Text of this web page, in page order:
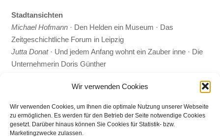
Wir verwenden Cookies
Wir verwenden Cookies, um Ihnen die optimale Nutzung unserer Webseite
zu ermöglichen. Es werden für den Betrieb der Seite notwendige Cookies
gesetzt. Darüber hinaus können Sie Cookies für Statistik- bzw.
Marketingzwecke zulassen.
Stadtansichten
Michael Hofmann· Den Helden ein Museum · Das
Zeitgeschichtliche Forum in Leipzig
Jutta Donat· Und jedem Anfang wohnt ein Zauber inne · Die
Unternehmerin Doris Günther
Sanitärwarenhandel Gummi-Klose wird hundert
Geschichte von Auerbachs Keller
Birgit Lönne· Porträt einer Stadt · Der Fotograf Karl Heinz Mai
wäre im Februar 2000 achtzig Jahre alt geworden